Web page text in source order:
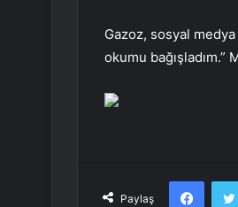
Gazoz, sosyal
okumu
Paylaş